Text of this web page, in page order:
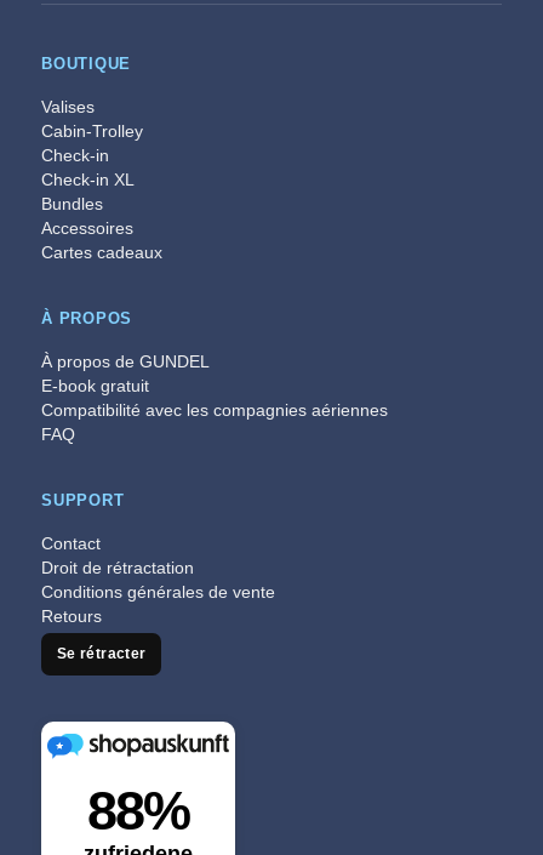
BOUTIQUE
Valises
Cabin-Trolley
Check-in
Check-in XL
Bundles
Accessoires
Cartes cadeaux
À PROPOS
À propos de GUNDEL
E-book gratuit
Compatibilité avec les compagnies aériennes
FAQ
SUPPORT
Contact
Droit de rétractation
Conditions générales de vente
Retours
Se rétracter